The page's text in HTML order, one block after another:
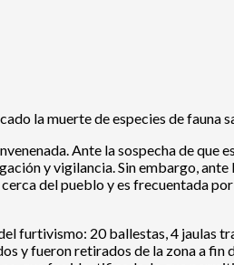
la muerte de especies de fauna
Ante la sospecha de que
y vigilancia. Sin embargo,
del pueblo y es frecuentada
furtivismo: 20 ballestas, 4 jaulas
y fueron retirados de la zona a